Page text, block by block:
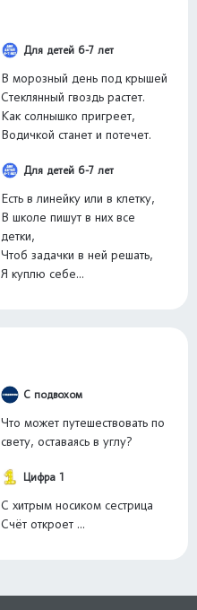
Для детей 6-7 лет
В морозный день под крышей
Стеклянный гвоздь растет.
Как солнышко пригреет,
Водичкой станет и потечет.
Для детей 6-7 лет
Есть в линейку или в клетку,
В школе пишут в них все
детки,
Чтоб задачки в ней решать,
Я куплю себе...
С подвохом
Что может путешествовать по
свету, оставаясь в углу?
Цифра 1
С хитрым носиком сестрица
Счёт откроет ...